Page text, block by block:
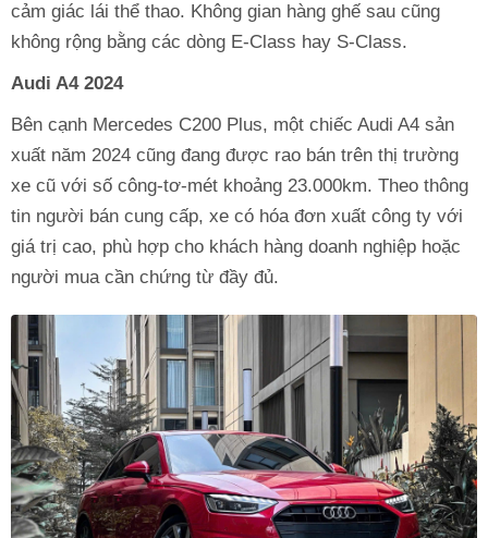
cảm giác lái thể thao. Không gian hàng ghế sau cũng
không rộng bằng các dòng E-Class hay S-Class.
Audi A4 2024
Bên cạnh Mercedes C200 Plus, một chiếc Audi A4 sản
xuất năm 2024 cũng đang được rao bán trên thị trường
xe cũ với số công-tơ-mét khoảng 23.000km. Theo thông
tin người bán cung cấp, xe có hóa đơn xuất công ty với
giá trị cao, phù hợp cho khách hàng doanh nghiệp hoặc
người mua cần chứng từ đầy đủ.